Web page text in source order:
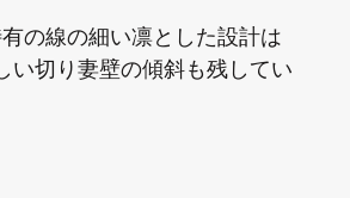
の線の細い凛とした設計は
い切り妻壁の傾斜も残してい